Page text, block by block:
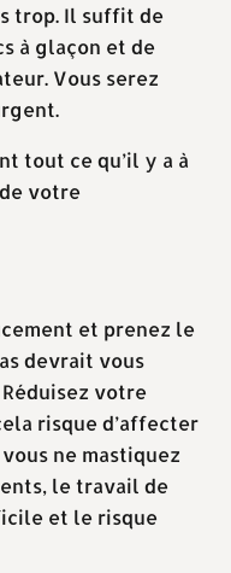
trop. Il suffit de
à glaçon et de
Vous serez
tout ce qu’il y a à
votre
et prenez le
devrait vous
votre
risque d’affecter
ne mastiquez
le travail de
et le risque